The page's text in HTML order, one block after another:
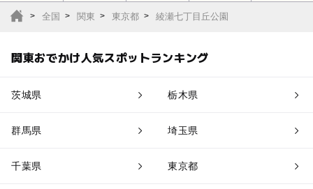
全国 関東 東京都 綾瀬七丁目丘公園
関東おでかけ人気スポットランキング
茨城県 栃木県
群馬県 埼玉県
千葉県 東京都